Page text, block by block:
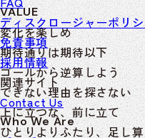
ディスクロージャーポリ
免責事項
採用情報
関連サイト
INSEARCH
INSHARE
Contact Us
Who We Are
VALUE
変化を楽しめ
期待通りは期待以下
ゴールから逆算しよう
できない理由を探さない
上に立つな、前に立て
ひとりよりふたり、足し